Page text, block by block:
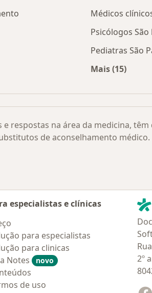
Médicos
Psicólogos São
Pediatras São
Mais (15)
respostas na área da medicina,
de aconselhamento médico.
especialistas e clínicas
para especialistas
para clinicas
Notes
novo
de uso
2º